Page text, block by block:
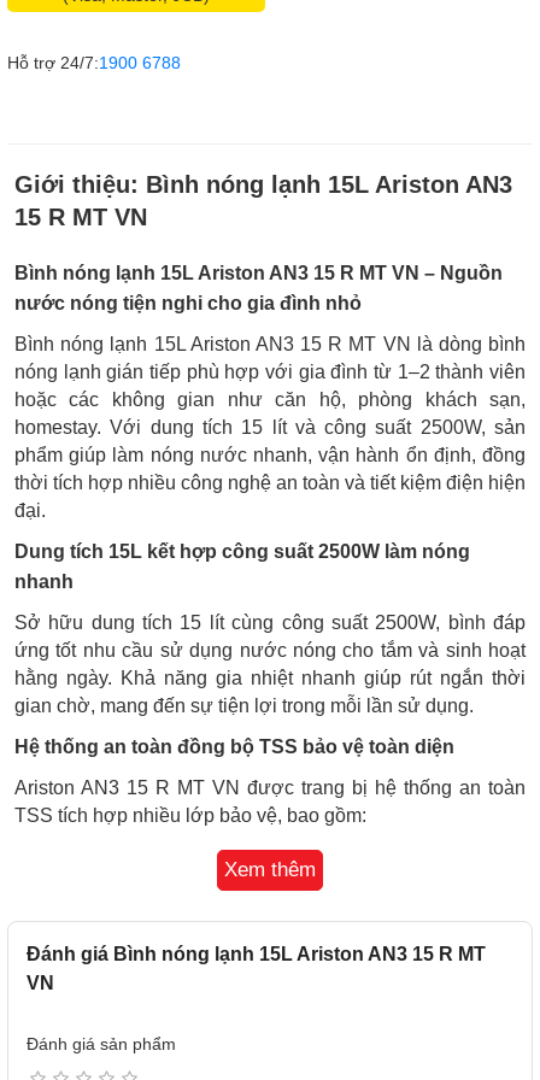
Hỗ trợ 24/7:1900 6788
Giới thiệu: Bình nóng lạnh 15L Ariston AN3
15 R MT VN
Bình nóng lạnh 15L Ariston AN3 15 R MT VN – Nguồn
nước nóng tiện nghi cho gia đình nhỏ
Bình nóng lạnh 15L Ariston AN3 15 R MT VN là dòng bình
nóng lạnh gián tiếp phù hợp với gia đình từ 1–2 thành viên
hoặc các không gian như căn hộ, phòng khách sạn,
homestay. Với dung tích 15 lít và công suất 2500W, sản
phẩm giúp làm nóng nước nhanh, vận hành ổn định, đồng
thời tích hợp nhiều công nghệ an toàn và tiết kiệm điện hiện
đại.
Dung tích 15L kết hợp công suất 2500W làm nóng
nhanh
Sở hữu dung tích 15 lít cùng công suất 2500W, bình đáp
ứng tốt nhu cầu sử dụng nước nóng cho tắm và sinh hoạt
hằng ngày. Khả năng gia nhiệt nhanh giúp rút ngắn thời
gian chờ, mang đến sự tiện lợi trong mỗi lần sử dụng.
Hệ thống an toàn đồng bộ TSS bảo vệ toàn diện
Ariston AN3 15 R MT VN được trang bị hệ thống an toàn
TSS tích hợp nhiều lớp bảo vệ, bao gồm:
Cầu dao chống rò điện ELCB tự động ngắt nguồn khi
phát hiện rò rỉ điện.
mức cho phép.
cho người dùng trong suốt quá trình sử dụng.
Xem thêm
Đánh giá Bình nóng lạnh 15L Ariston AN3 15 R MT
VN
Đánh giá sản phẩm